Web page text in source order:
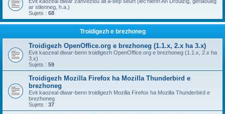
ar stlenneg, h.a.)
Sujets : 68
Troidigezh e brezhoneg
Troidigezh OpenOffice.org e brezhoneg (1.1.x, 2.x ha 3.x)
Evit kaozeal diwar-benn troidigezh OpenOffice.org e brezhoneg (1.1.x, 2.x ha
3.x)
Sujets : 59
Troidigezh Mozilla Firefox ha Mozilla Thunderbird e
brezhoneg
Evit kaozeal diwar-benn troidigezh Mozilla Firefox ha Mozilla Thunderbird e
brezhoneg
Sujets : 37